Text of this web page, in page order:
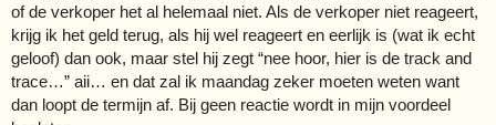
of de verkoper het al helemaal niet. Als de verkoper niet reageert,
krijg ik het geld terug, als hij wel reageert en eerlijk is (wat ik echt
geloof) dan ook, maar stel hij zegt “nee hoor, hier is de track and
trace…” aii… en dat zal ik maandag zeker moeten weten want
dan loopt de termijn af. Bij geen reactie wordt in mijn voordeel